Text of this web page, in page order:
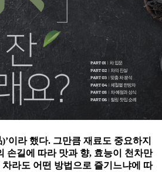
이라 했다. 그만큼 재료도 중요하지
손길에 따라 맛과 향, 효능이 천차만
라도 어떤 방법으로 즐기느냐에 따